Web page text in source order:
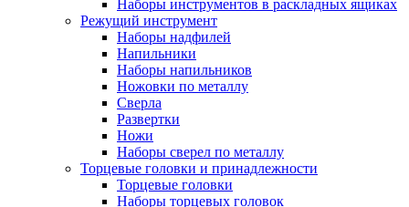
Наборы инструментов в раскладных ящиках
Режущий инструмент
Наборы надфилей
Напильники
Наборы напильников
Ножовки по металлу
Сверла
Развертки
Ножи
Наборы сверел по металлу
Торцевые головки и принадлежности
Торцевые головки
Наборы торцевых головок